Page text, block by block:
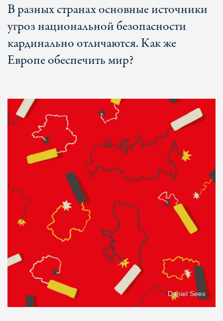
В разных странах основные источники
угроз национальной безопасности
кардинально отличаются. Как же
Европе обеспечить мир?
Daniel Seex